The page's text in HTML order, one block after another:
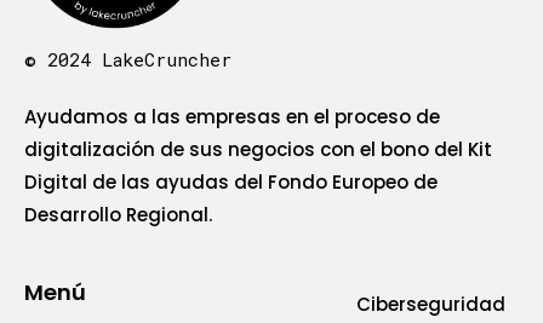
© 2024 LakeCruncher
Ayudamos a las empresas en el proceso de
digitalización de sus negocios con el bono del Kit
Digital de las ayudas del Fondo Europeo de
Desarrollo Regional.
Menú
Ciberseguridad